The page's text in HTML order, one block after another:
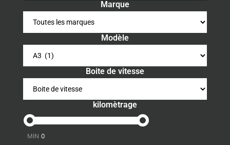
Marque
Modèle
Boite de vitesse
kilomètrage